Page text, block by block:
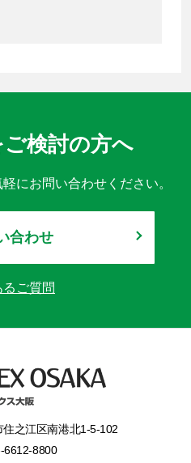
検討の方へ
にお問い合わせください。
合わせ
るご質問
住之江区南港北1-5-102
6612-8800